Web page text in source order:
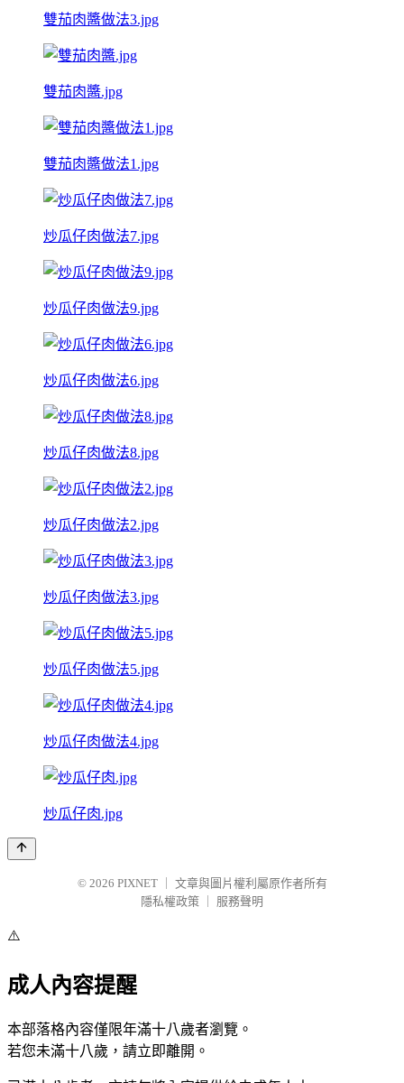
雙茄肉醬做法3.jpg
雙茄肉醬.jpg
雙茄肉醬做法1.jpg
炒瓜仔肉做法7.jpg
炒瓜仔肉做法9.jpg
炒瓜仔肉做法6.jpg
炒瓜仔肉做法8.jpg
炒瓜仔肉做法2.jpg
炒瓜仔肉做法3.jpg
炒瓜仔肉做法5.jpg
炒瓜仔肉做法4.jpg
炒瓜仔肉.jpg
© 2026 PIXNET
文章與圖片權利屬原作者所有
隱私權政策
服務聲明
⚠️
成人內容提醒
本部落格內容僅限年滿十八歲者瀏覽。
若您未滿十八歲，請立即離開。